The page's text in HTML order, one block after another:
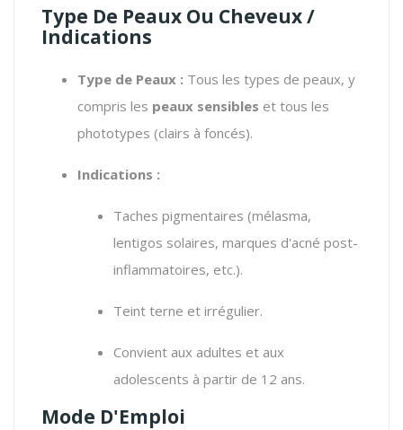
Type De Peaux Ou Cheveux /
Indications
Type de Peaux : Tous les types de peaux, y
compris les peaux sensibles et tous les
phototypes (clairs à foncés).
Indications :
Taches pigmentaires (mélasma,
lentigos solaires, marques d'acné post-
inflammatoires, etc.).
Teint terne et irrégulier.
Convient aux adultes et aux
adolescents à partir de 12 ans.
Mode D'Emploi